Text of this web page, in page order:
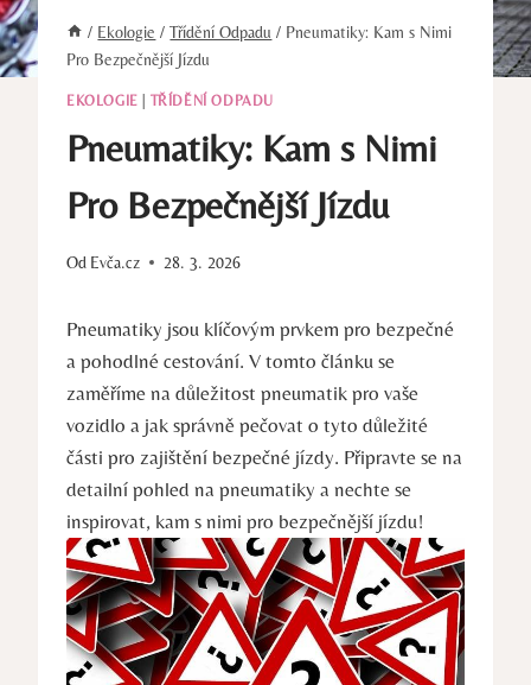
/ Ekologie / Třídění Odpadu / Pneumatiky: Kam s Nimi
Pro Bezpečnější Jízdu
EKOLOGIE TŘÍDĚNÍ ODPADU
Pneumatiky: Kam s Nimi
Pro Bezpečnější Jízdu
Od Evča.cz 28. 3. 2026
Pneumatiky jsou klíčovým prvkem pro bezpečné
a pohodlné cestování. V tomto článku se
zaměříme na důležitost pneumatik pro vaše
vozidlo a jak správně pečovat o tyto důležité
části pro zajištění bezpečné jízdy. Připravte se na
detailní pohled na pneumatiky a nechte se
inspirovat, kam s nimi pro bezpečnější jízdu!